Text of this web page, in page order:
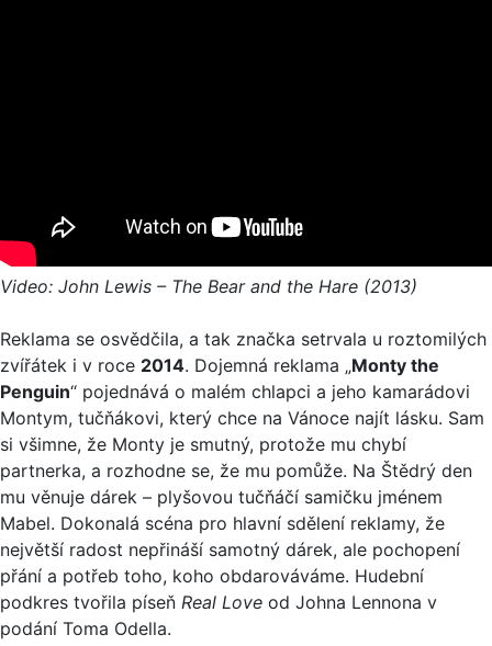
Video: John Lewis – The Bear and the Hare (2013)
Reklama se osvědčila, a tak značka setrvala u roztomilých
zvířátek i v roce 2014. Dojemná reklama „Monty the
Penguin“ pojednává o malém chlapci a jeho kamarádovi
Montym, tučňákovi, který chce na Vánoce najít lásku. Sam
si všimne, že Monty je smutný, protože mu chybí
partnerka, a rozhodne se, že mu pomůže. Na Štědrý den
mu věnuje dárek – plyšovou tučňáčí samičku jménem
Mabel. Dokonalá scéna pro hlavní sdělení reklamy, že
největší radost nepřináší samotný dárek, ale pochopení
přání a potřeb toho, koho obdarováváme. Hudební
podkres tvořila píseň Real Love od Johna Lennona v
podání Toma Odella.